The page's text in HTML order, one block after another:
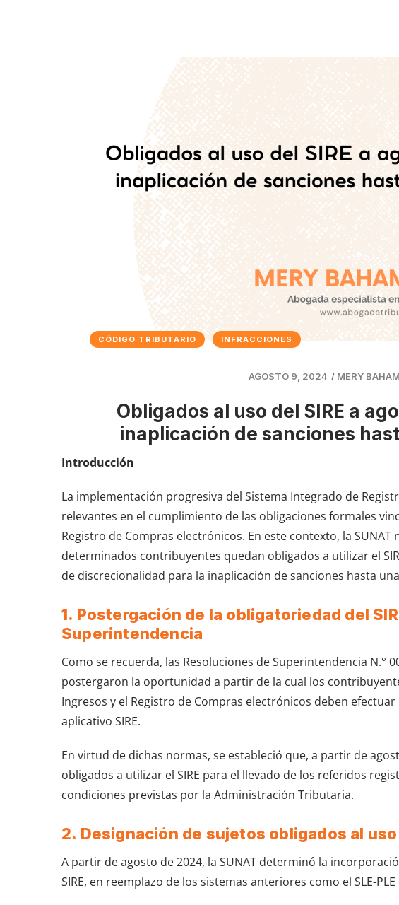
CÓDIGO TRIBUTARIO INFRACCIONES
AGOSTO 9, 2024 / MERY
Obligados al uso del SIRE a
inaplicación de sanciones
Introducción
La implementación progresiva del Sistema Integrado de
relevantes en el cumplimiento de las obligaciones formales
Registro de Compras electrónicos. En este contexto, la
determinados contribuyentes quedan obligados a utilizar el
de discrecionalidad para la inaplicación de sanciones hasta
1. Postergación de la obligatoriedad del
Superintendencia
Como se recuerda, las Resoluciones de Superintendencia N.°
postergaron la oportunidad a partir de la cual los
Ingresos y el Registro de Compras electrónicos deben
aplicativo SIRE.
En virtud de dichas normas, se estableció que, a partir de
obligados a utilizar el SIRE para el llevado de los referidos
condiciones previstas por la Administración Tributaria.
2. Designación de sujetos obligados al
A partir de agosto de 2024, la SUNAT determinó la
SIRE, en reemplazo de los sistemas anteriores como el SLE-